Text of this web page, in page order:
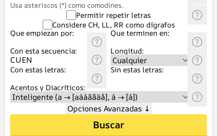
Usa asteriscos (*) como comodines.
Permitir repetir letras
Considere CH, LL, RR como dígrafos
Que empiezan por:
Que terminen en:
Con esta secuencia:
Longitud:
Con estas letras:
Sin estas letras:
Acentos y Diacríticos:
Opciones Avanzadas ↓
Buscar